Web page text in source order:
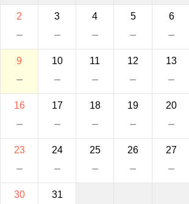
2
－
3
－
4
－
5
－
6
－
9
－
10
－
11
－
12
－
13
－
16
－
17
－
18
－
19
－
20
－
23
－
24
－
25
－
26
－
27
－
30 31